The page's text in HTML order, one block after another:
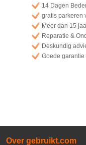
14 Dagen
gratis parkeren
Meer dan 15
Reparatie &
Deskundig
Goede
Over gebruikt.com